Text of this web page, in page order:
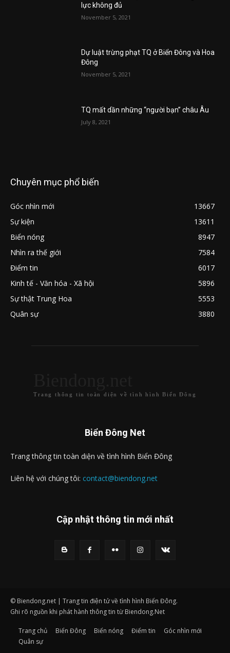
lực không đủ
November 5, 2021
Dự luật trừng phạt TQ ở Biển Đông và Hoa
Đông
November 5, 2021
TQ mất dần những “người bạn” châu Âu
July 8, 2021
Chuyên mục phổ biến
Góc nhìn mới
13667
Sự kiện
13611
Biển nóng
8947
Nhìn ra thế giới
7584
Điểm tin
6017
Kinh tế - Văn hóa - Xã hội
5896
Sự thật Trung Hoa
5553
Quân sự
3880
Trang thông tin toàn diện về tình hình Biển Đông
Biển Đông Net
Trang thông tin toàn diện về tình hình Biển Đông
Liên hệ với chúng tôi: contact@biendong.net
Cập nhật thông tin mới nhất
© Biendong.net | Trang tin điện tử về tình hình Biển Đông.
Ghi rõ nguồn khi phát hành thông tin từ Biendong.Net
Trang chủ Biển Đông Biển nóng Điểm tin
Góc nhìn mới
Quân sự